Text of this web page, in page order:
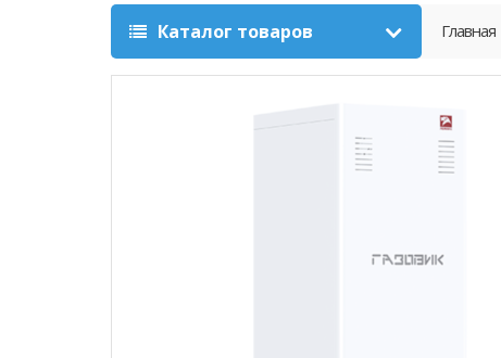
Каталог товаров Главная